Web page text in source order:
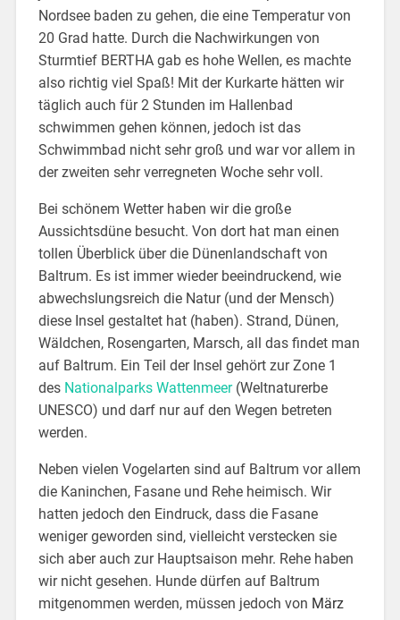
Nordsee baden zu gehen, die eine Temperatur von
20 Grad hatte. Durch die Nachwirkungen von
Sturmtief BERTHA gab es hohe Wellen, es machte
also richtig viel Spaß! Mit der Kurkarte hätten wir
täglich auch für 2 Stunden im Hallenbad
schwimmen gehen können, jedoch ist das
Schwimmbad nicht sehr groß und war vor allem in
der zweiten sehr verregneten Woche sehr voll.
Bei schönem Wetter haben wir die große
Aussichtsdüne besucht. Von dort hat man einen
tollen Überblick über die Dünenlandschaft von
Baltrum. Es ist immer wieder beeindruckend, wie
abwechslungsreich die Natur (und der Mensch)
diese Insel gestaltet hat (haben). Strand, Dünen,
Wäldchen, Rosengarten, Marsch, all das findet man
auf Baltrum. Ein Teil der Insel gehört zur Zone 1
des Nationalparks Wattenmeer(Weltnaturerbe
UNESCO) und darf nur auf den Wegen betreten
werden.
Neben vielen Vogelarten sind auf Baltrum vor allem
die Kaninchen, Fasane und Rehe heimisch. Wir
hatten jedoch den Eindruck, dass die Fasane
weniger geworden sind, vielleicht verstecken sie
sich aber auch zur Hauptsaison mehr. Rehe haben
wir nicht gesehen. Hunde dürfen auf Baltrum
mitgenommen werden, müssen jedoch von März